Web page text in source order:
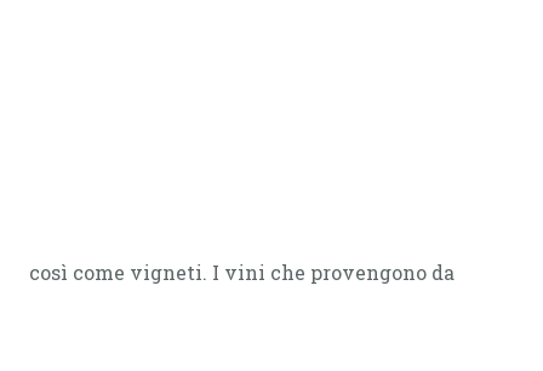
così come vigneti. I vini che provengono da